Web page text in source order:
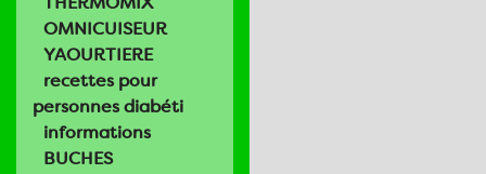
OMNICUISEUR
YAOURTIERE
recettes pour
personnes diabéti
informations
BUCHES